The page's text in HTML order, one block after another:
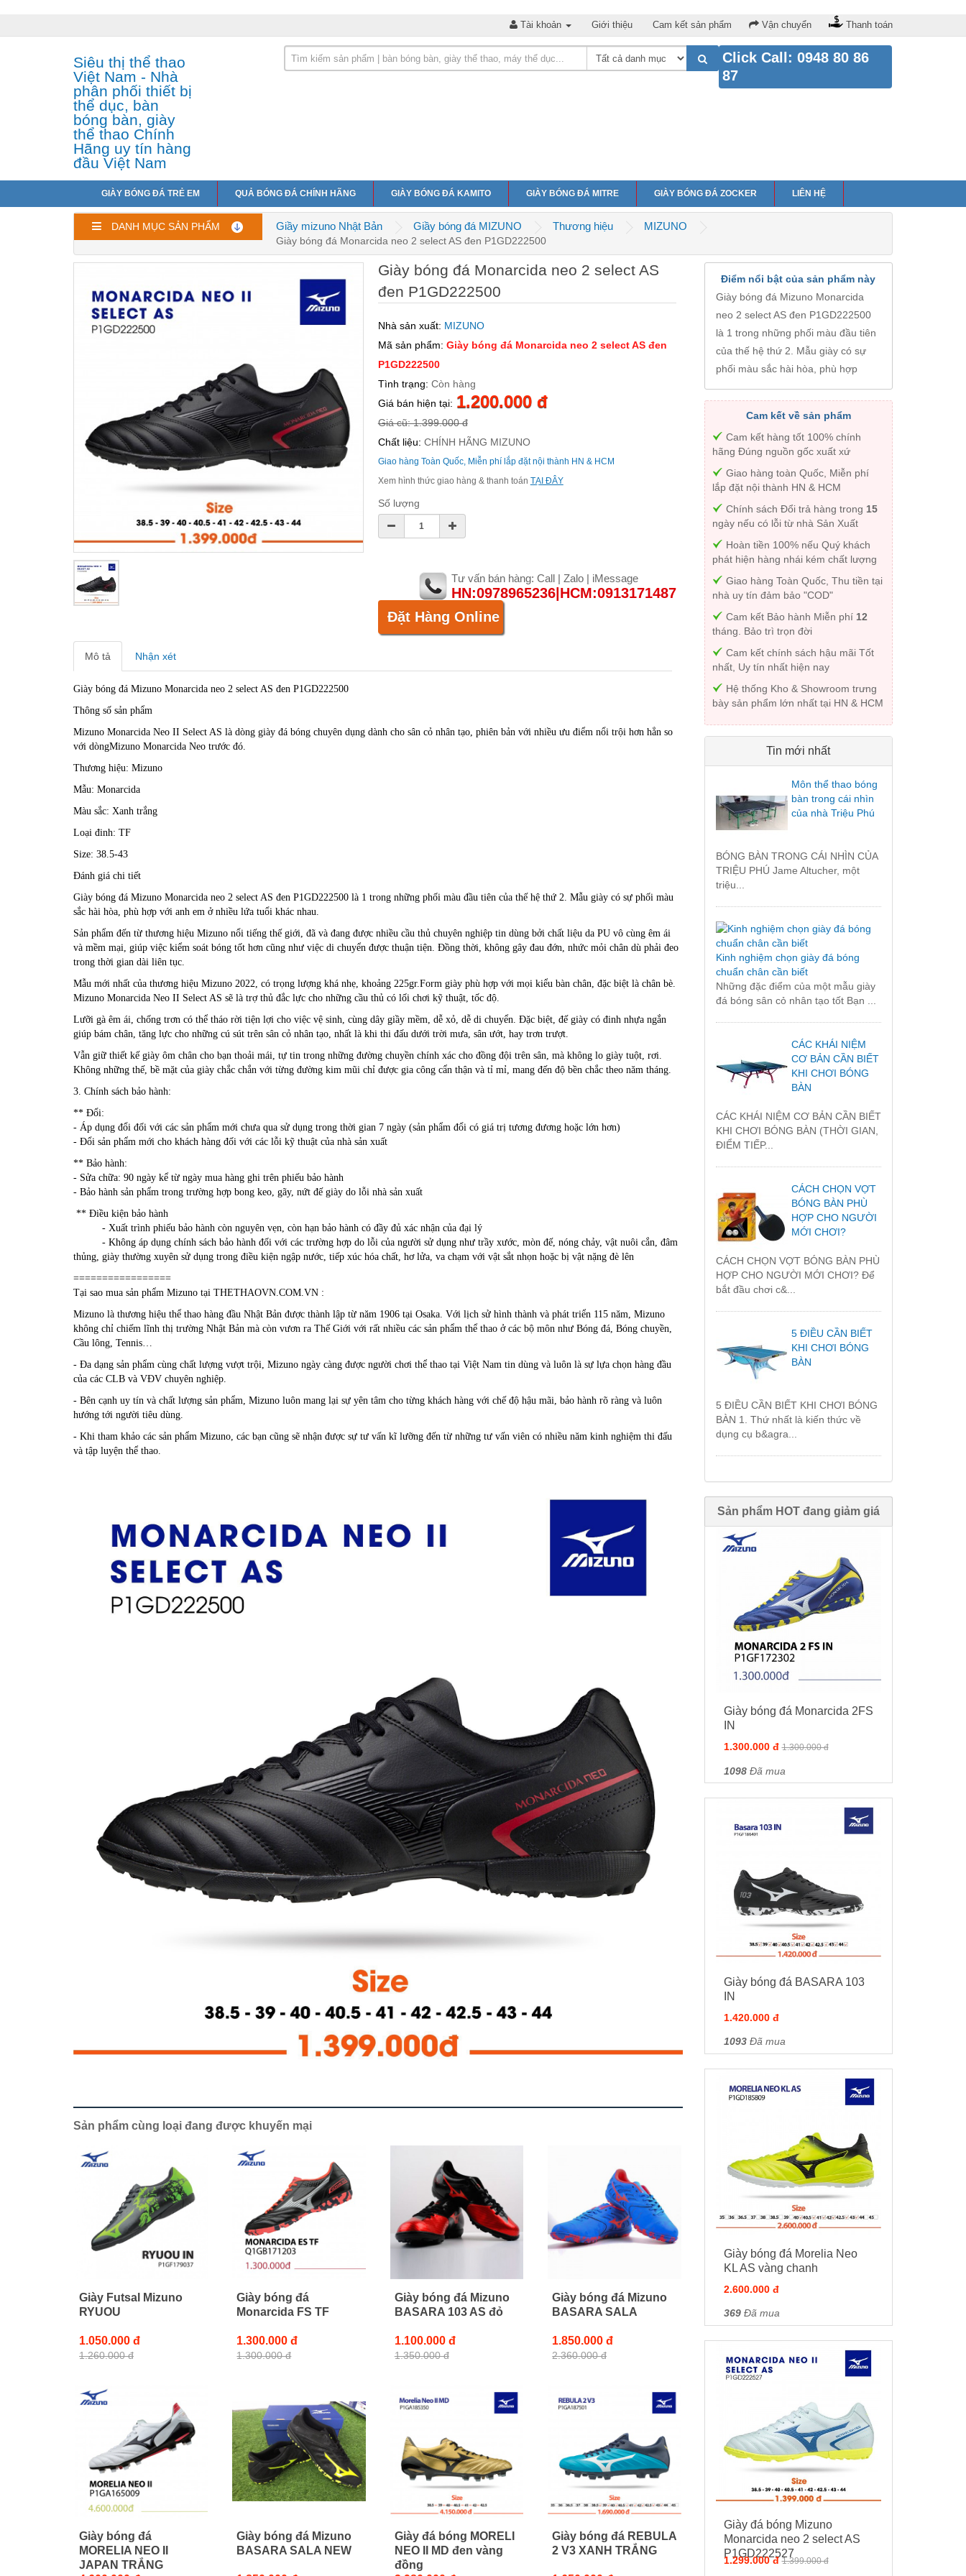
Tài khoản Giới thiệu Cam kết sản phẩm Vận chuyển Thanh toán
Siêu thị thể thao
Việt Nam - Nhà
phân phối thiết bị
thể dục, bàn
bóng bàn, giày
thể thao Chính
Hãng uy tín hàng
đầu Việt Nam
Click Call: 0948 80 86
87
GIÀY BÓNG ĐÁ TRẺ EM QUẢ BÓNG ĐÁ CHÍNH HÃNG GIÀY BÓNG ĐÁ KAMITO GIÀY BÓNG ĐÁ MITRE GIÀY BÓNG ĐÁ ZOCKER LIÊN HỆ
DANH MỤC SẢN PHẨM Giầy mizuno Nhật Bản Giầy bóng đá MIZUNO Thương hiệu MIZUNO
Giày bóng đá Monarcida neo 2 select AS đen P1GD222500
Giày bóng đá Monarcida neo 2 select AS
đen P1GD222500
Nhà sản xuất: MIZUNO
Mã sản phẩm: Giày bóng đá Monarcida neo 2 select AS đen
P1GD222500
Tình trạng: Còn hàng
Giá bán hiện tại: 1.200.000 đ
Giá cũ: 1.399.000 đ
Chất liệu: CHÍNH HÃNG MIZUNO
Giao hàng Toàn Quốc, Miễn phí lắp đặt nội thành HN & HCM
Xem hình thức giao hàng & thanh toán TẠI ĐÂY
Số lượng
Tư vấn bán hàng: Call | Zalo | iMessage
HN:0978965236|HCM:0913171487
Đặt Hàng Online
Mô tả Nhận xét
Giày bóng đá Mizuno Monarcida neo 2 select AS đen P1GD222500
Thông số sản phẩm
Mizuno Monarcida Neo II Select AS là dòng giày đá bóng chuyên dụng dành cho sân cỏ nhân tạo, phiên bản với nhiều ưu điểm nổi trội hơn hẳn so
với dòngMizuno Monarcida Neo trước đó.
Thương hiệu: Mizuno
Mẫu: Monarcida
Màu sắc: Xanh trắng
Loại đinh: TF
Size: 38.5-43
Đánh giá chi tiết
Giày bóng đá Mizuno Monarcida neo 2 select AS đen P1GD222500 là 1 trong những phối màu đầu tiên của thế hệ thứ 2. Mẫu giày có sự phối màu
sắc hài hòa, phù hợp với anh em ở nhiều lứa tuổi khác nhau.
Sản phẩm đến từ thương hiệu Mizuno nổi tiếng thế giới, đã và đang được nhiều cầu thủ chuyên nghiệp tin dùng bởi chất liệu da PU vô cùng êm ái
và mềm mại, giúp việc kiểm soát bóng tốt hơn cũng như việc di chuyển được thuận tiện. Đồng thời, không gây đau đớn, nhức mỏi chân dù phải đeo
trong thời gian dài liên tục.
Mẫu mới nhất của thương hiệu Mizuno 2022, có trọng lượng khá nhẹ, khoảng 225gr.Form giày phù hợp với mọi kiểu bàn chân, đặc biệt là chân bè.
Mizuno Monarcida Neo II Select AS sẽ là trợ thủ đắc lực cho những cầu thủ có lối chơi kỹ thuật, tốc độ.
Lưỡi gà êm ái, chống trơn có thể tháo rời tiện lợi cho việc vệ sinh, cùng dây giầy mềm, dễ xỏ, dễ di chuyển. Đặc biệt, đế giày có đinh nhựa ngắn
giúp bám chân, tăng lực cho những cú sút trên sân cỏ nhân tạo, nhất là khi thi đấu dưới trời mưa, sân ướt, hay trơn trượt.
Vẫn giữ thiết kế giày ôm chân cho bạn thoải mái, tự tin trong những đường chuyền chính xác cho đồng đội trên sân, mà không lo giày tuột, rơi.
Không những thế, bề mặt của giày chắc chắn với từng đường kim mũi chỉ được gia công cẩn thận và tỉ mỉ, mang đến độ bền chắc theo năm tháng.
3. Chính sách bảo hành:
** Đổi:
- Áp dụng đổi đối với các sản phẩm mới chưa qua sử dụng trong thời gian 7 ngày (sản phẩm đổi có giá trị tương đương hoặc lớn hơn)
- Đổi sản phẩm mới cho khách hàng đối với các lỗi kỹ thuật của nhà sản xuất
** Bảo hành:
- Sửa chữa: 90 ngày kể từ ngày mua hàng ghi trên phiếu bảo hành
- Bảo hành sản phẩm trong trường hợp bong keo, gãy, nứt đế giày do lỗi nhà sản xuất
** Điều kiện bảo hành
- Xuất trình phiếu bảo hành còn nguyên vẹn, còn hạn bảo hành có đầy đủ xác nhận của đại lý
- Không áp dụng chính sách bảo hành đối với các trường hợp do lỗi của người sử dụng như trầy xước, mòn đế, nóng chảy, vật nuôi cắn, đâm
thủng, giày thường xuyên sử dụng trong điều kiện ngập nước, tiếp xúc hóa chất, hơ lửa, va chạm với vật sắt nhọn hoặc bị vật nặng đè lên
=================
Tại sao mua sản phẩm Mizuno tại THETHAOVN.COM.VN :
Mizuno là thương hiệu thể thao hàng đầu Nhật Bản được thành lập từ năm 1906 tại Osaka. Với lịch sử hình thành và phát triển 115 năm, Mizuno
không chỉ chiếm lĩnh thị trường Nhật Bản mà còn vươn ra Thế Giới với rất nhiều các sản phẩm thể thao ở các bộ môn như Bóng đá, Bóng chuyền,
Cầu lông, Tennis…
- Đa dạng sản phẩm cùng chất lượng vượt trội, Mizuno ngày càng được người chơi thể thao tại Việt Nam tin dùng và luôn là sự lựa chọn hàng đầu
của các CLB và VĐV chuyên nghiệp.
- Bên cạnh uy tín và chất lượng sản phẩm, Mizuno luôn mang lại sự yên tâm cho từng khách hàng với chế độ hậu mãi, bảo hành rõ ràng và luôn
hướng tới người tiêu dùng.
- Khi tham khảo các sản phẩm Mizuno, các bạn cũng sẽ nhận được sự tư vấn kĩ lưỡng đến từ những tư vấn viên có nhiều năm kinh nghiệm thi đấu
và tập luyện thể thao.
Sản phẩm cùng loại đang được khuyến mại
Giày Futsal Mizuno
RYUOU
1.050.000 đ
1.260.000 đ
Giày bóng đá
Monarcida FS TF
1.300.000 đ
1.300.000 đ
Giày bóng đá Mizuno
BASARA 103 AS đỏ
1.100.000 đ
1.350.000 đ
Giày bóng đá Mizuno
BASARA SALA
1.850.000 đ
2.360.000 đ
Giày bóng đá
MORELIA NEO II
JAPAN TRẮNG
Giày bóng đá Mizuno
BASARA SALA NEW
Giày đá bóng MORELI
NEO II MD đen vàng
đồng
Giày bóng đá REBULA
2 V3 XANH TRẮNG
Điểm nổi bật của sản phẩm này
Giày bóng đá Mizuno Monarcida
neo 2 select AS đen P1GD222500
là 1 trong những phối màu đầu tiên
của thế hệ thứ 2. Mẫu giày có sự
phối màu sắc hài hòa, phù hợp
Cam kết về sản phẩm
Cam kết hàng tốt 100% chính
hãng Đúng nguồn gốc xuất xứ
Giao hàng toàn Quốc, Miễn phí
lắp đặt nội thành HN & HCM
Chính sách Đổi trả hàng trong 15
ngày nếu có lỗi từ nhà Sản Xuất
Hoàn tiền 100% nếu Quý khách
phát hiện hàng nhái kém chất lượng
Giao hàng Toàn Quốc, Thu tiền tại
nhà uy tín đảm bảo "COD"
Cam kết Bảo hành Miễn phí 12
tháng. Bảo trì trọn đời
Cam kết chính sách hậu mãi Tốt
nhất, Uy tín nhất hiện nay
Hệ thống Kho & Showroom trưng
bày sản phẩm lớn nhất tại HN & HCM
Tin mới nhất
Môn thể thao bóng
bàn trong cái nhìn
của nhà Triệu Phú
BÓNG BÀN TRONG CÁI NHÌN CỦA
TRIỆU PHÚ Jame Altucher, một
triệu...
Kinh nghiệm chọn giày đá bóng
chuẩn chân cần biết
Những đặc điểm của một mẫu giày
đá bóng sân cỏ nhân tạo tốt Bạn ...
CÁC KHÁI NIỆM
CƠ BẢN CẦN BIẾT
KHI CHƠI BÓNG
BÀN
CÁC KHÁI NIỆM CƠ BẢN CẦN BIẾT
KHI CHƠI BÓNG BÀN (THỜI GIAN,
ĐIỂM TIẾP...
CÁCH CHỌN VỢT
BÓNG BÀN PHÙ
HỢP CHO NGƯỜI
MỚI CHƠI?
CÁCH CHỌN VỢT BÓNG BÀN PHÙ
HỢP CHO NGƯỜI MỚI CHƠI? Để
bắt đầu chơi c&...
5 ĐIỀU CẦN BIẾT
KHI CHƠI BÓNG
BÀN
5 ĐIỀU CẦN BIẾT KHI CHƠI BÓNG
BÀN 1. Thứ nhất là kiến thức về
dụng cụ b&agra...
Sản phẩm HOT đang giảm giá
Giày bóng đá Monarcida 2FS
IN
1.300.000 đ 1.300.000 đ
1098Đã mua
Giày bóng đá BASARA 103
IN
1.420.000 đ
1093Đã mua
Giày bóng đá Morelia Neo
KL AS vàng chanh
2.600.000 đ
369Đã mua
Giày đá bóng Mizuno
Monarcida neo 2 select AS
P1GD222527
1.299.000 đ 1.399.000 đ